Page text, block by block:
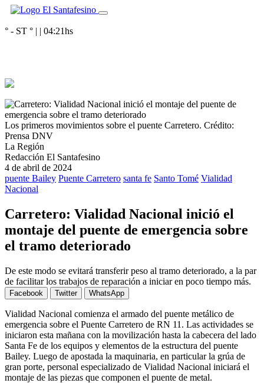
° - ST ° | | 04:21hs
Los primeros movimientos sobre el puente Carretero. Crédito:
Prensa DNV
La Región
Redacción El Santafesino
4 de abril de 2024
puente Bailey Puente Carretero santa fe Santo Tomé Vialidad
Nacional
Carretero: Vialidad Nacional inició el
montaje del puente de emergencia sobre
el tramo deteriorado
De este modo se evitará transferir peso al tramo deteriorado, a la par
de facilitar los trabajos de reparación a iniciar en poco tiempo más.
Facebook Twitter WhatsApp
Vialidad Nacional comienza el armado del puente metálico de
emergencia sobre el Puente Carretero de RN 11. Las actividades se
iniciaron esta mañana con la movilización hasta la cabecera del lado
Santa Fe de los equipos y elementos de la estructura del puente
Bailey. Luego de apostada la maquinaria, en particular la grúa de
gran porte, personal especializado de Vialidad Nacional iniciará el
montaje de las piezas que componen el puente de metal.